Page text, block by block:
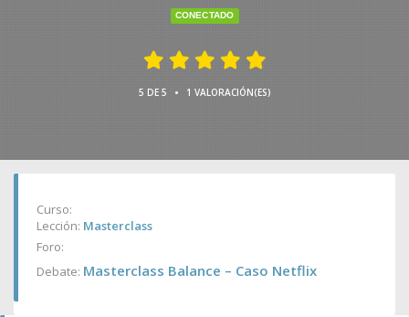
CONECTADO
5 DE 5 • 1 VALORACIÓN(ES)
Curso:
Lección: Masterclass
Foro:
Debate: Masterclass Balance – Caso Netflix